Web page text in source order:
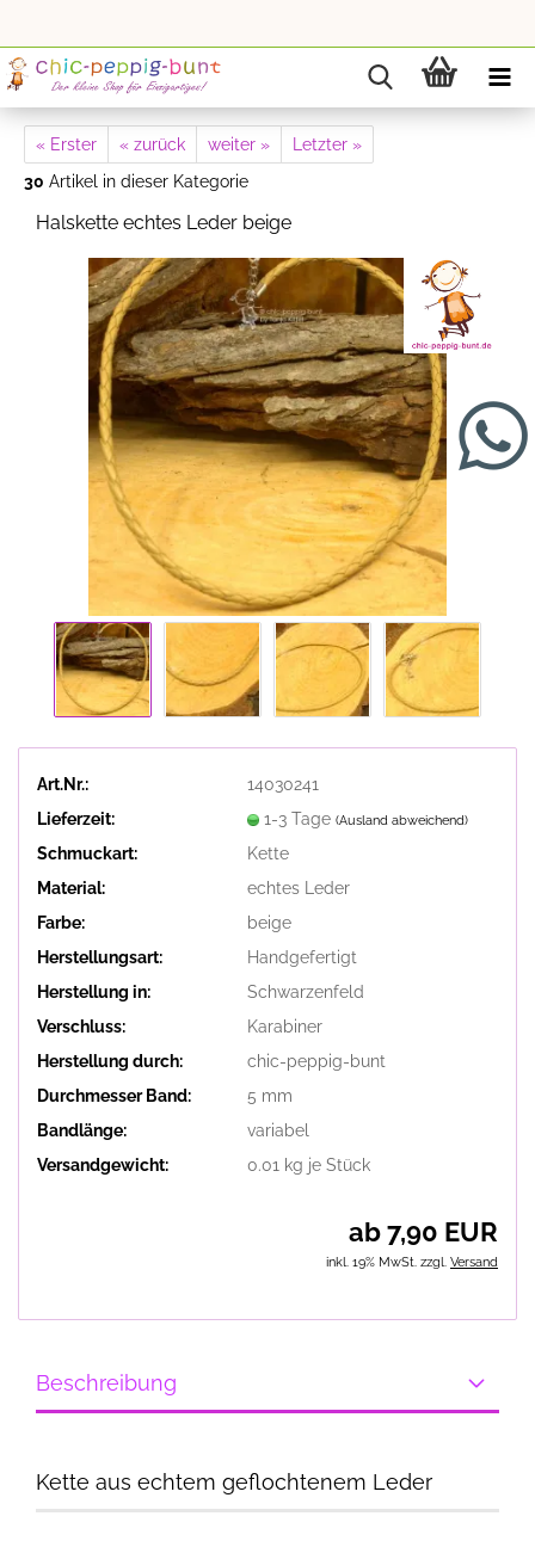
« Erster « zurück weiter »
Letzter »
30 Artikel in dieser Kategorie
Halskette echtes Leder beige
Art.Nr.:
14030241
Lieferzeit:
1-3 Tage (Ausland abweichend)
Schmuckart:
Kette
Material:
echtes Leder
Farbe:
beige
Herstellungsart:
Handgefertigt
Herstellung in:
Schwarzenfeld
Verschluss:
Karabiner
Herstellung durch:
chic-peppig-bunt
Durchmesser Band:
5 mm
Bandlänge:
variabel
Versandgewicht:
0.01 kg je Stück
ab 7,90 EUR
inkl. 19% MwSt. zzgl. Versand
Beschreibung
Kette aus echtem geflochtenem Leder